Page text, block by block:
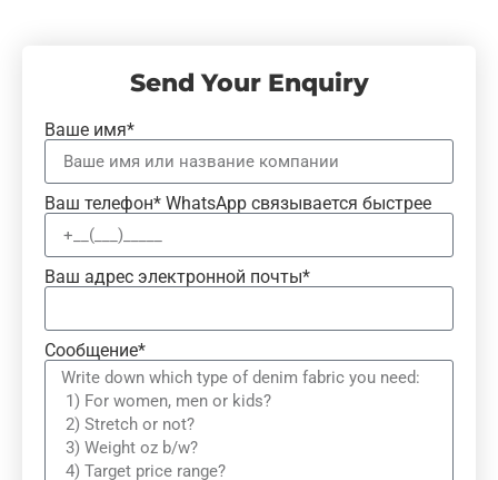
Send Your Enquiry
Ваше имя*
Ваш телефон* WhatsApp связывается быстрее
Ваш адрес электронной почты*
Сообщение*